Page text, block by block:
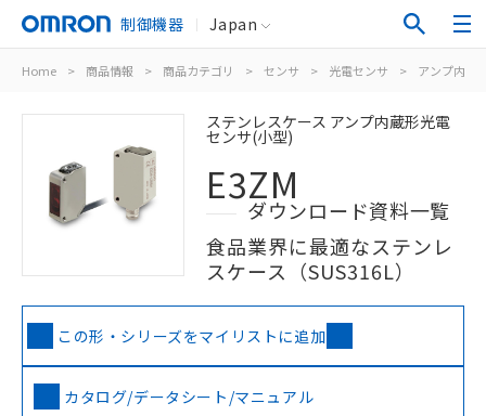
制御機器 Japan
Home > 商品情報 > 商品カテゴリ > センサ > 光電センサ > アンプ内蔵
ステンレスケース アンプ内蔵形光電
センサ(小型)
E3ZM
ダウンロード資料一覧
食品業界に最適なステンレ
スケース（SUS316L）
この形・シリーズをマイリストに追加
カタログ/データシート/マニュアル